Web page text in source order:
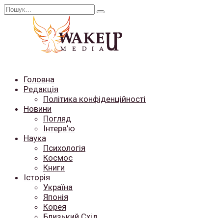
Перейти
Search
Головна
Редакція
Політика конфіденційності
Новини
Погляд
Інтерв’ю
Наука
Психологія
Космос
Книги
Історія
Україна
Японія
Корея